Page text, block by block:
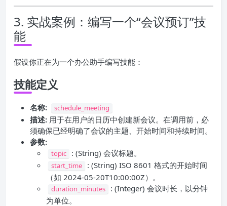
3. 实战案例：编写一个“会议预订”技
能
假设你正在为一个办公助手编写技能：
技能定义
名称: schedule_meeting
描述: 用于在用户的日历中创建新会议。在调用前，必
须确保已经明确了会议的主题、开始时间和持续时间。
参数:
topic : (String) 会议标题。
start_time
: (String) ISO 8601 格式的开始时间
（如 2024-05-20T10:00:00Z）。
duration_minutes
: (Integer) 会议时长，以分钟
为单位。